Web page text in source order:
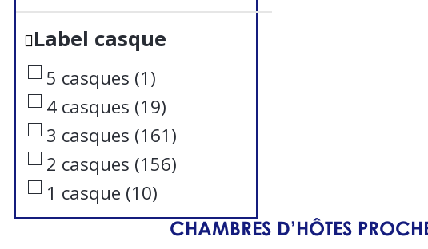
Label casque
5 casques (1)
4 casques (19)
3 casques (161)
2 casques (156)
1 casque (10)
CHAMBRES D’HÔTES